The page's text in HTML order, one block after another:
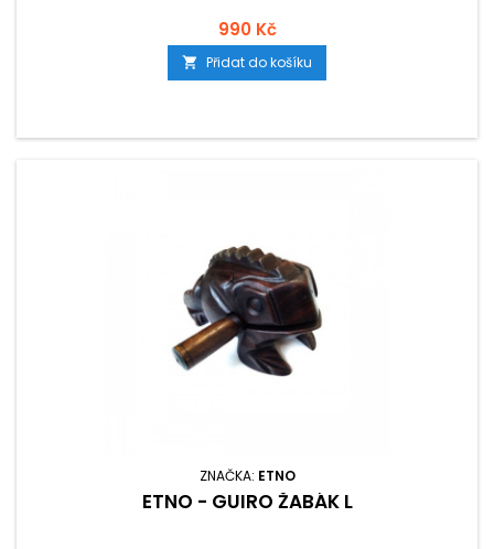
990 Kč
 Přidat do košíku
ZNAČKA: ETNO
ETNO - GUIRO ŽABÁK L